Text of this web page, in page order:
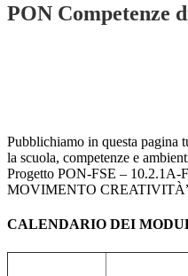
PON Competenze
Pubblichiamo in questa pagina
la scuola, competenze e
Progetto PON-FSE –
MOVIMENTO
CALENDARIO DEI